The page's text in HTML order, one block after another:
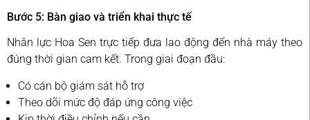
Bước 5: Bàn giao và triển khai thực tế
Nhân lực Hoa Sen trực tiếp đưa lao động đến nhà máy theo
đúng thời gian cam kết. Trong giai đoạn đầu:
Có cán bộ giám sát hỗ trợ
Theo dõi mức độ đáp ứng công việc